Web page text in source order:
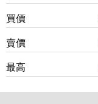
買價
賣價
最高